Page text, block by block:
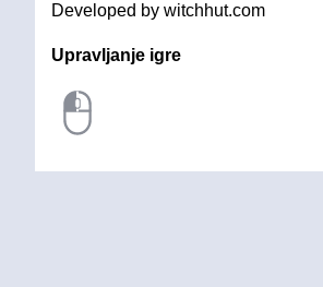
Developed by witchhut.com
Upravljanje igre